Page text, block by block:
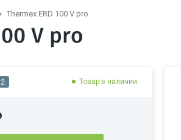
Thermex ERD 100 V pro
V pro
Товар в наличии